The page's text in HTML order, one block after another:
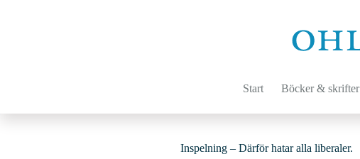
Start Böcker & skrifter
Inspelning – Därför hatar alla liberaler.